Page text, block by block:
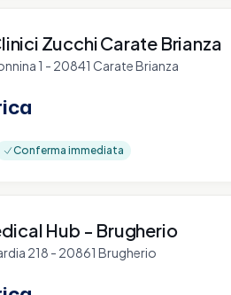
Zucchi Carate Brianza
1 - 20841 Carate Brianza
Conferma immediata
Hub - Brugherio
218 - 20861 Brugherio